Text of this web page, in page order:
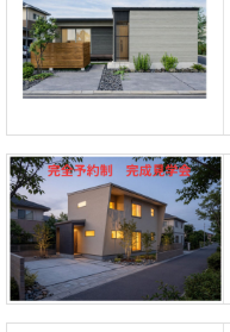
家づくりこぼれ話！